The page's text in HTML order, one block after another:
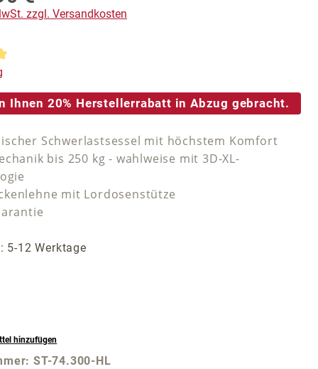
zzgl. Versandkosten
Bewertung von 5 von 5 Sternen
Ihnen 20% Herstellerrabatt in Abzug gebracht.
Schwerlastsessel mit höchstem Komfort
bis 250 kg - wahlweise mit 3D-XL-
mit Lordosenstütze
5-12 Werktage
hinzufügen
ST-74.300-HL